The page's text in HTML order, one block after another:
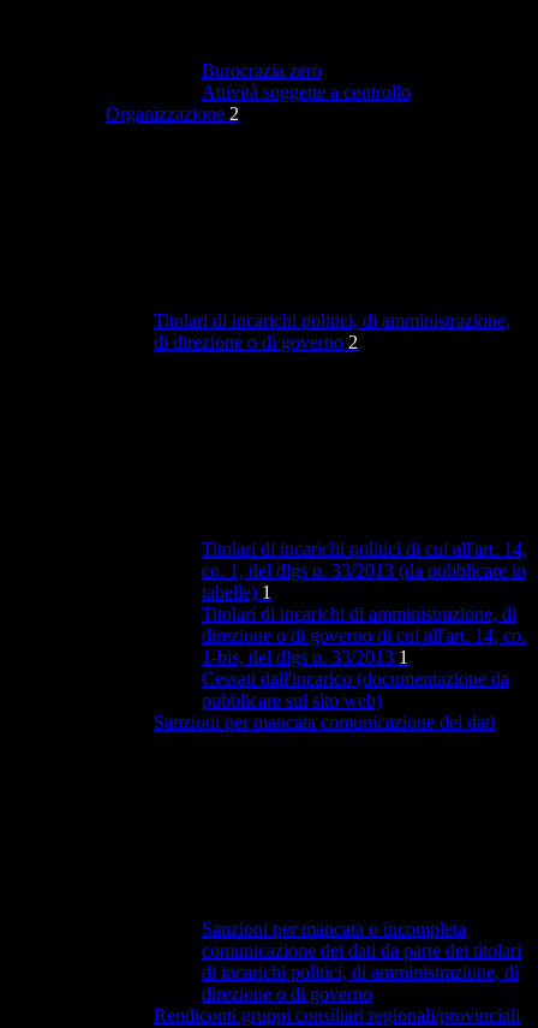
Burocrazia zero
Attività soggette a controllo
Organizzazione 2
Titolari di incarichi politici, di amministrazione,
di direzione o di governo 2
Titolari di incarichi politici di cui all'art. 14,
co. 1, del dlgs n. 33/2013 (da pubblicare in
tabelle) 1
Titolari di incarichi di amministrazione, di
direzione o di governo di cui all'art. 14, co.
1-bis, del dlgs n. 33/2013 1
Cessati dall'incarico (documentazione da
pubblicare sul sito web)
Sanzioni per mancata comunicazione dei dati
Sanzioni per mancata o incompleta
comunicazione dei dati da parte dei titolari
di incarichi politici, di amministrazione, di
direzione o di governo
Rendiconti gruppi consiliari regionali/provinciali